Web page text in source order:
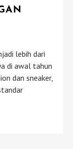
lebih dari
di awal tahun
dan sneaker,